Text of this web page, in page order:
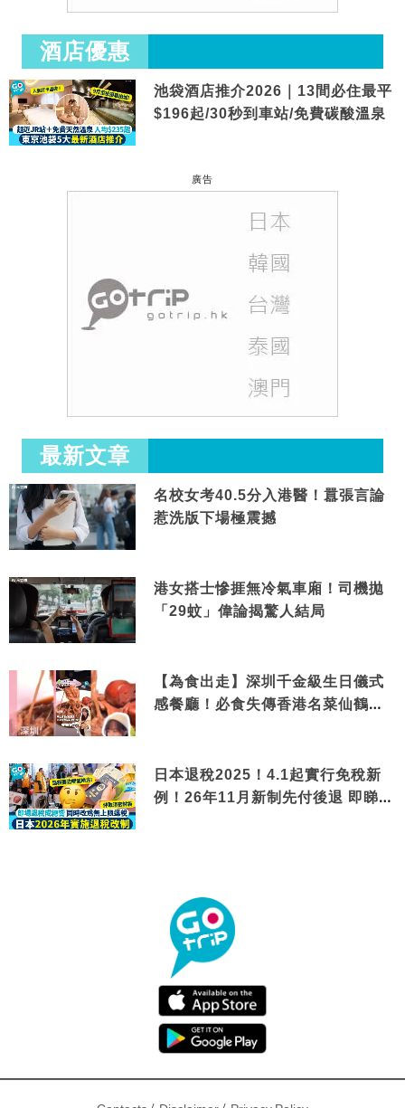
酒店優惠
池袋酒店推介2026｜13間必住最平
$196起/30秒到車站/免費碳酸溫泉
廣告
最新文章
名校女考40.5分入港醫！囂張言論
惹洗版下場極震撼
港女搭士慘捱無冷氣車廂！司機拋
「29蚊」偉論揭驚人結局
【為食出走】深圳千金級生日儀式
感餐廳！必食失傳香港名菜仙鶴神
日本退稅2025！4.1起實行免稅新
例！26年11月新制先付後退 即睇步